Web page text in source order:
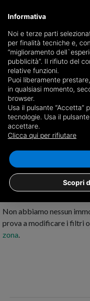
Ricevi
Nessun risultato
affitto a Perarolo
Non abbiamo nessun
prova a modificare i filtri o
zona.
Informativa
Noi e terze parti
per finalità tecniche e,
“miglioramento
pubblicità”. Il rifiuto del
relative funzioni.
Puoi liberamente
in qualsiasi momento,
browser.
Usa il pulsante
tecnologie. Usa il
accettare.
Clicca qui per rifiutare
Scopri